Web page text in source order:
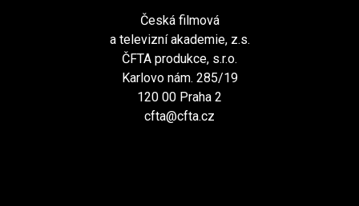
Česká filmová
a televizní akademie, z.s.
ČFTA produkce, s.r.o.
Karlovo nám. 285/19
120 00 Praha 2
cfta@cfta.cz